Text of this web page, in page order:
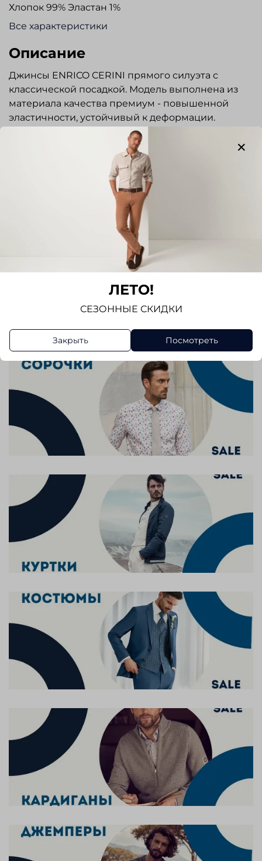
Хлопок 99% Эластан 1%
Все характеристики
Описание
Джинсы ENRICO CERINI прямого силуэта с
классической посадкой. Модель выполнена из
материала качества премиум - повышенной
эластичности, устойчивый к деформации.
Гульфик на молнии, пояс застегивается на
пуговицу. Три кармана спереди и два накладных
сзади. Карманы и пояс обработаны контрастной
строчкой. Эксклюзивная фурнитура. Джинсы
прекрасно сочетаются с сорочками и
трикотажем. Отличный вариант для
повседневной носки, прогулок и путешествий.
Отзывов еще никто не оставлял
Написать отзыв
ЛЕТО!
СЕЗОННЫЕ СКИДКИ
Закрыть Посмотреть